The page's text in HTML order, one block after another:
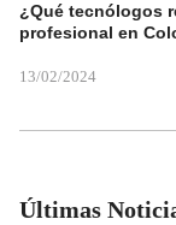
¿Qué tecnólogos
profesional en
13/02/2024
Últimas